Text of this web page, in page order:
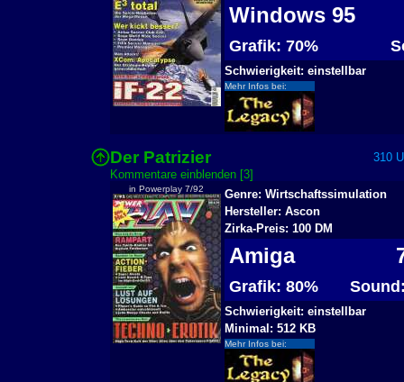
Windows 95
Grafik: 70%
Schwierigkeit: einstellbar
Mehr Infos bei:
Der Patrizier
310
Kommentare einblenden [3]
in Powerplay 7/92
Genre: Wirtschaftssimulation
Hersteller: Ascon
Zirka-Preis: 100 DM
Amiga
Grafik: 80%
Schwierigkeit: einstellbar
Minimal: 512 KB
Mehr Infos bei: